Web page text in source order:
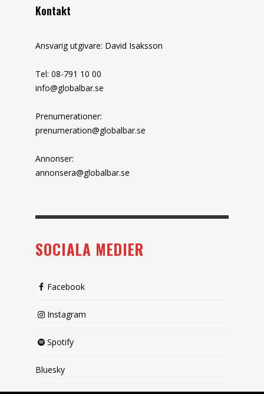
Kontakt
Ansvarig utgivare: David Isaksson
Tel: 08-791 10 00
info@globalbar.se
Prenumerationer:
prenumeration@globalbar.se
Annonser:
annonsera@globalbar.se
SOCIALA MEDIER
Facebook
Instagram
Spotify
Bluesky